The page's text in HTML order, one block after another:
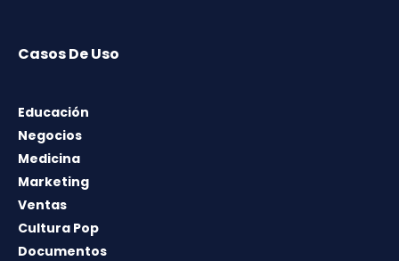
Casos De Uso
Educación
Negocios
Medicina
Marketing
Ventas
Cultura Pop
Documentos